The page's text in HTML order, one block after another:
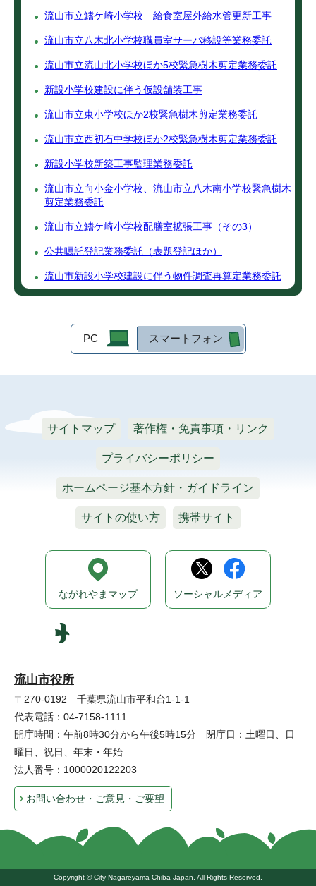
流山市立鰭ケ崎小学校 給食室屋外給水管更新工事
流山市立八木北小学校職員室サーバ移設等業務委託
流山市立流山北小学校ほか5校緊急樹木剪定業務委託
新設小学校建設に伴う仮設舗装工事
流山市立東小学校ほか2校緊急樹木剪定業務委託
流山市立西初石中学校ほか2校緊急樹木剪定業務委託
新設小学校新築工事監理業務委託
流山市立向小金小学校、流山市立八木南小学校緊急樹木
剪定業務委託
流山市立鰭ケ崎小学校配膳室拡張工事（その3）
公共嘱託登記業務委託（表題登記ほか）
流山市新設小学校建設に伴う物件調査再算定業務委託
PC スマートフォン
サイトマップ 著作権・免責事項・リンク
プライバシーポリシー
ホームページ基本方針・ガイドライン
サイトの使い方 携帯サイト
流山市役所
〒270-0192 千葉県流山市平和台1-1-1
代表電話：04-7158-1111
開庁時間：午前8時30分から午後5時15分 閉庁日：土曜日、日
曜日、祝日、年末・年始
法人番号：1000020122203
お問い合わせ・ご意見・ご要望
ながれやまマップ ソーシャルメディア
Copyright © City Nagareyama Chiba Japan, All Rights Reserved.